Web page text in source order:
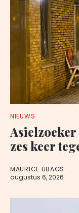
NIEUWS
zes keer
MAURICE UBAGS
augustus 6, 2026